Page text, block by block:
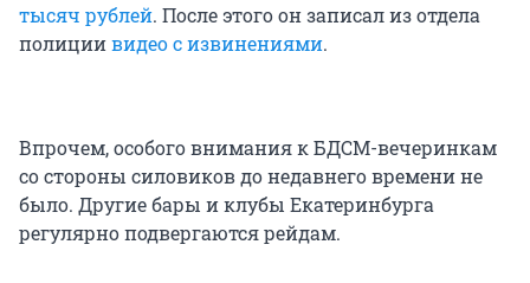
тысяч рублей. После этого он записал из отдела
полициивидео с извинениями.
Впрочем, особого внимания к БДСМ-вечеринкам
со стороны силовиков до недавнего времени не
было. Другие бары и клубы Екатеринбурга
регулярно подвергаются рейдам.